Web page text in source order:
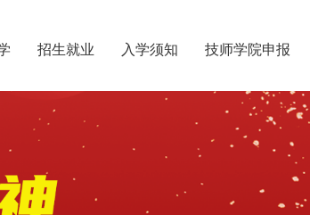
招生就业 入学须知 技师学院申报